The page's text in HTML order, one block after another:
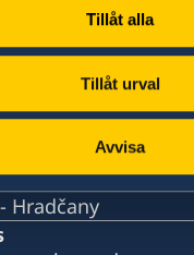
Tillåt alla
Tillåt urval
Avvisa
i Tjeckien
Hradčany